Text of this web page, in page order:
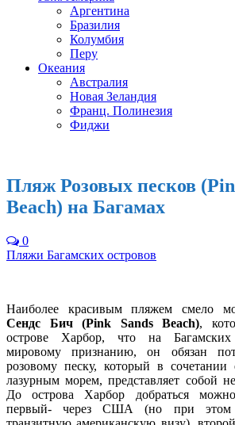
Аргентина
Бразилия
Колумбия
Перу
Океания
Австралия
Новая Зеландия
Франц. Полинезия
Фиджи
Пляж Розовых песков
Beach) на Багамах
0
Пляжи Багамских островов
Наиболее красивым пляжем смело
Сендс Бич (Pink Sands Beach),
острове Харбор, что на
мировому признанию, он обязан
розовому песку, который в
лазурным морем, представляет собой
До острова Харбор добраться
первый- через США (но при этом